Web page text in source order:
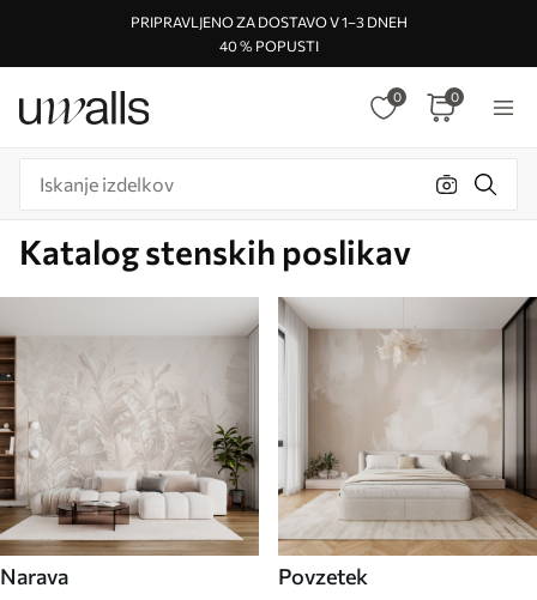
PRIPRAVLJENO ZA DOSTAVO V 1–3 DNEH
40 % POPUSTI
0 0
Katalog stenskih poslikav
Narava Povzetek